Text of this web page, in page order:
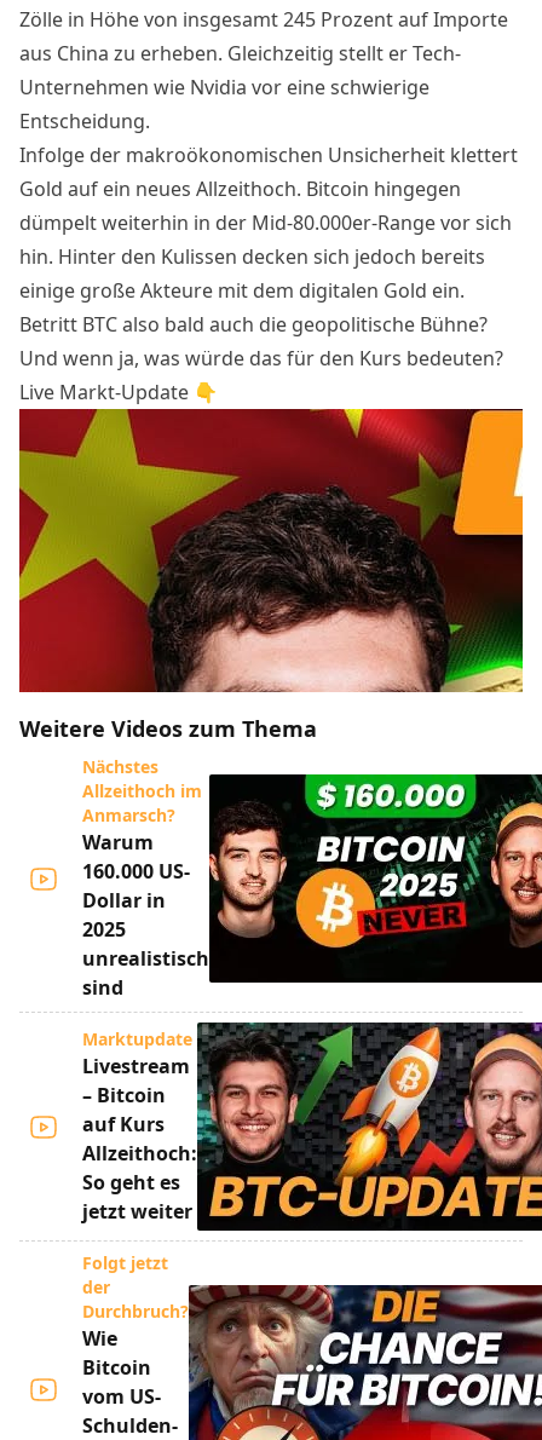
Zölle in Höhe von insgesamt 245 Prozent auf Importe
aus China zu erheben. Gleichzeitig stellt er Tech-
Unternehmen wie Nvidia vor eine schwierige
Entscheidung.
Infolge der makroökonomischen Unsicherheit klettert
Gold auf ein neues Allzeithoch. Bitcoin hingegen
dümpelt weiterhin in der Mid-80.000er-Range vor sich
hin. Hinter den Kulissen decken sich jedoch bereits
einige große Akteure mit dem digitalen Gold ein.
Betritt BTC also bald auch die geopolitische Bühne?
Und wenn ja, was würde das für den Kurs bedeuten?
Live Markt-Update 👇
Weitere Videos zum Thema
Nächstes
Allzeithoch im
Anmarsch?
Warum
160.000 US-
Dollar in
2025
unrealistisch
sind
Marktupdate
Livestream
– Bitcoin
auf Kurs
Allzeithoch:
So geht es
jetzt weiter
Folgt jetzt
der
Durchbruch?
Wie
Bitcoin
vom US-
Schulden-